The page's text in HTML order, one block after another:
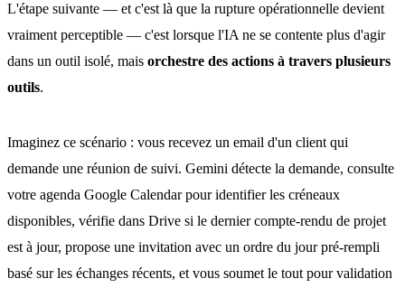
L'étape suivante — et c'est là que la rupture opérationnelle devient
vraiment perceptible — c'est lorsque l'IA ne se contente plus d'agir
dans un outil isolé, mais orchestre des actions à travers plusieurs
outils.
Imaginez ce scénario : vous recevez un email d'un client qui
demande une réunion de suivi. Gemini détecte la demande, consulte
votre agenda Google Calendar pour identifier les créneaux
disponibles, vérifie dans Drive si le dernier compte-rendu de projet
est à jour, propose une invitation avec un ordre du jour pré-rempli
basé sur les échanges récents, et vous soumet le tout pour validation